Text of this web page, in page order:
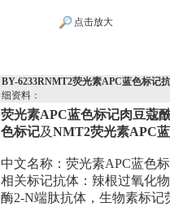
点击放大
BY-6233RNMT2荧光素APC蓝色标记
细资料：
荧光素APC蓝色标记肉豆蔻
色标记及NMT2荧光素APC
中文名称：荧光素APC蓝色
相关标记抗体：辣根过氧化
酶2-N端肽抗体，生物素标